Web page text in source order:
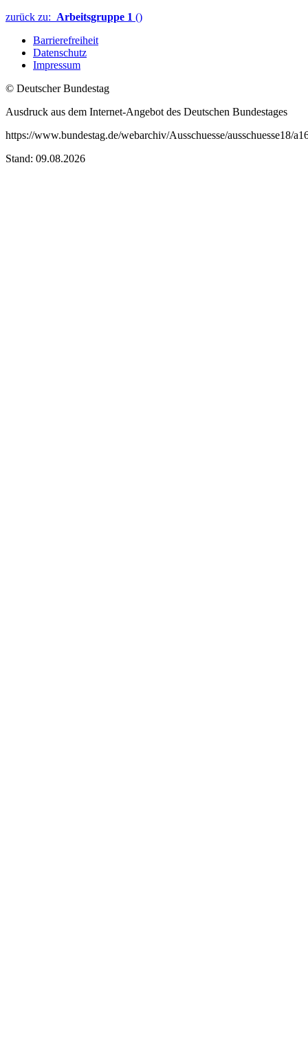
zurück zu: Arbeitsgruppe 1 ()
Barrierefreiheit
Datenschutz
Impressum
© Deutscher Bundestag
Ausdruck aus dem Internet-Angebot des Deutschen Bundestages
https://www.bundestag.de/webarchiv/Ausschuesse/ausschuesse18/
Stand: 09.08.2026